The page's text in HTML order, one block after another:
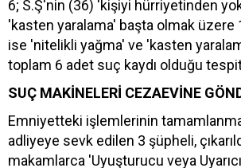
6; S.Ş'nin (36) 'kişiyi hürriyetinden
'kasten yaralama' başta olmak üzere
ise 'nitelikli yağma' ve 'kasten
toplam 6 adet suç kaydı olduğu
SUÇ MAKİNELERİ CEZAEVİNE
Emniyetteki işlemlerinin
adliyeye sevk edilen 3 şüpheli,
makamlarca 'Uyuşturucu veya